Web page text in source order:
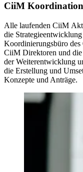
CiiM Koordination
Alle laufenden CiiM
die
Koordinierungsbüro des
CiiM Direktoren und die
der Weiterentwicklung
die Erstellung und
Konzepte und Anträge.